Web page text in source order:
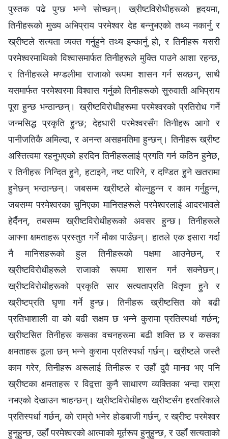
पुस्तक पढे पुग्छ भन्‍ने सोच्छन्। ख्रीष्टविरोधीहरूको हृदयमा,
तिनीहरूको मुख्य अभिप्राय परमेश्‍वर देह बन्‍नुभएको तथ्य नकार्नु र
ख्रीष्टले सत्यता व्यक्त गर्नुहुने तथ्य इन्‍कार्नु हो, र तिनीहरू यसरी
परमेश्‍वरमाथिको विश्‍वासमार्फत तिनीहरूले मुक्ति पाउने आशा रहन्छ,
र तिनीहरूले मण्डलीमा राजाको रूपमा शासन गर्न सक्छन्, साथै
यसमार्फत परमेश्‍वरमा विश्‍वास गर्नुको तिनीहरूको सुरुवाती अभिप्राय
पूरा हुन्छ भन्ठान्छन्। ख्रीष्टविरोधीहरूमा परमेश्‍वरको प्रतिरोध गर्ने
जन्मसिद्ध प्रकृति हुन्छ; देहधारी परमेश्‍वरसँग तिनीहरू आगो र
पानीजतिकै अमिल्दा, र अनन्त असहमतिमा हुन्छन्। तिनीहरू ख्रीष्ट
अस्तित्वमा रहनुभएको हरदिन तिनीहरूलाई प्रगति गर्न कठिन हुनेछ,
र तिनीहरू निन्दित हुने, हटाइने, नष्ट पारिने, र दण्डित हुने खतरामा
हुनेछन् भन्ठान्छन्। जबसम्म ख्रीष्टले बोल्नुहुन्‍न र काम गर्नुहुन्‍न,
जबसम्म परमेश्‍वरका चुनिएका मानिसहरूले परमेश्‍वरलाई आदरभावले
हेर्दैनन्, तबसम्‍म ख्रीष्टविरोधीहरूको अवसर हुन्छ। तिनीहरूले
आफ्ना क्षमताहरू प्रस्तुत गर्ने मौका पाउँछन्। हातले एक इसारा गर्दा
नै मानिसहरूको हुल तिनीहरूको पक्षमा आउनेछन्, र
ख्रीष्टविरोधीहरूले राजाको रूपमा शासन गर्न सक्‍नेछन्।
ख्रीष्टविरोधीहरूको प्रकृति सार सत्यताप्रति वितृष्ण हुने र
ख्रीष्टप्रति घृणा गर्ने हुन्छ। तिनीहरू ख्रीष्टसित को बढी
प्रतिभाशाली वा को बढी सक्षम छ भन्‍ने कुरामा प्रतिस्पर्धा गर्छन्;
ख्रीष्टसित तिनीहरू कसका वचनहरूमा बढी शक्ति छ र कसका
क्षमताहरू ठूला छन् भन्‍ने कुरामा प्रतिस्पर्धा गर्छन्। ख्रीष्टले जस्तै
काम गरेर, तिनीहरू अरूलाई तिनीहरू र उहाँ दुवै मानव भए पनि
ख्रीष्टका क्षमताहरू र विद्वत्ता कुनै साधारण व्यक्तिका भन्दा राम्रा
नभएको देखाउन चाहन्छन्। ख्रीष्टविरोधीहरू ख्रीष्टसँग हरतरिकाले
प्रतिस्पर्धा गर्छन्, को राम्रो भनेर होडबाजी गर्छन्, र ख्रीष्ट परमेश्‍वर
हुनुहुन्छ, उहाँ परमेश्‍वरको आत्माको मूर्तरूप हुनुहुन्छ, र उहाँ सत्यताको